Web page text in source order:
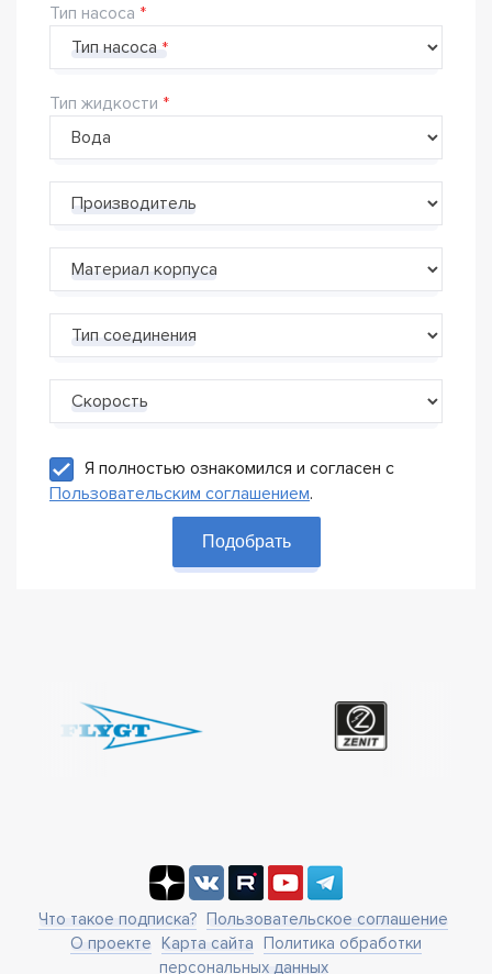
Тип насоса
Тип насоса
Тип жидкости
Производитель
Материал корпуса
Тип соединения
Скорость
Я полностью ознакомился и согласен с
Пользовательским соглашением.
Подобрать
Что такое подписка? Пользовательское соглашение
О проекте Карта сайта Политика обработки
персональных данных